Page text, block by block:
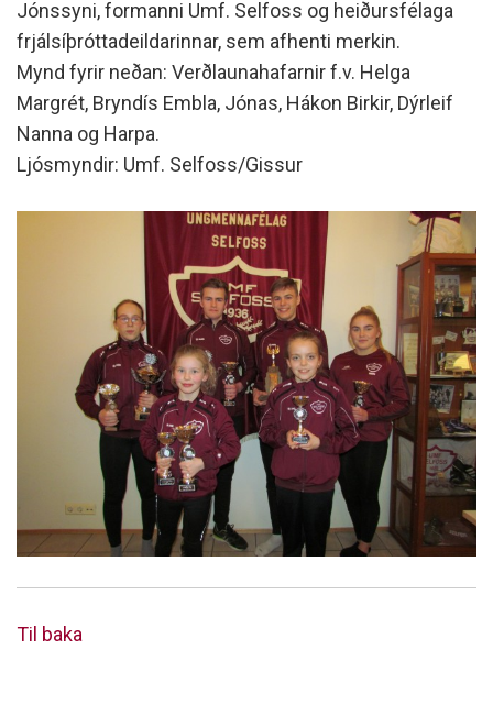
Jónssyni, formanni Umf. Selfoss og heiðursfélaga
frjálsíþróttadeildarinnar, sem afhenti merkin.
Mynd fyrir neðan: Verðlaunahafarnir f.v. Helga
Margrét, Bryndís Embla, Jónas, Hákon Birkir, Dýrleif
Nanna og Harpa.
Ljósmyndir: Umf. Selfoss/Gissur
Til baka